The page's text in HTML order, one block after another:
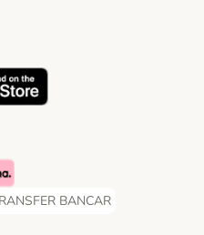
Method
Payment Method
MethodBANCAR
BANCAR Payment